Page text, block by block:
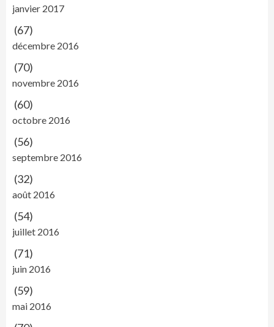
janvier 2017
(67)
décembre 2016
(70)
novembre 2016
(60)
octobre 2016
(56)
septembre 2016
(32)
août 2016
(54)
juillet 2016
(71)
juin 2016
(59)
mai 2016